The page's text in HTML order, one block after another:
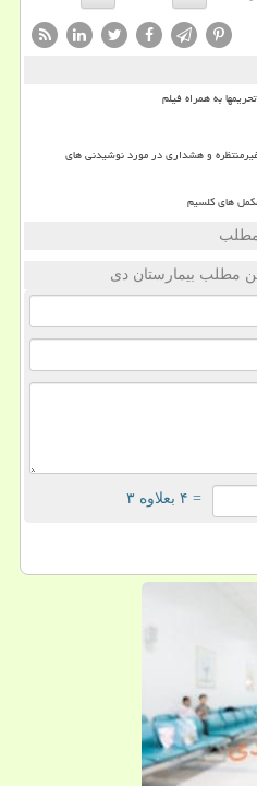
به همراه فیلم
و هشداری در مورد نوشیدنی های
های کلسیم
مطلب
مطلب بیمارستان دی
= ۴ بعلاوه ۳